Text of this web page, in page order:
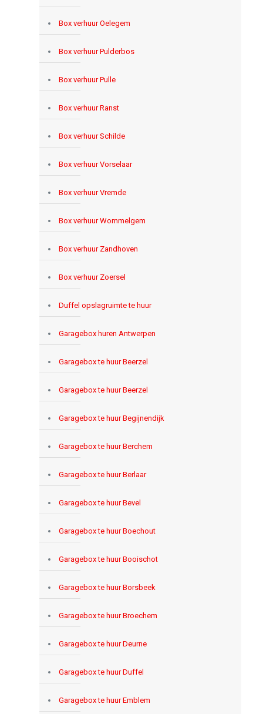
Box verhuur Oelegem
Box verhuur Pulderbos
Box verhuur Pulle
Box verhuur Ranst
Box verhuur Schilde
Box verhuur Vorselaar
Box verhuur Vremde
Box verhuur Wommelgem
Box verhuur Zandhoven
Box verhuur Zoersel
Duffel opslagruimte te huur
Garagebox huren Antwerpen
Garagebox te huur Beerzel
Garagebox te huur Beerzel
Garagebox te huur Begijnendijk
Garagebox te huur Berchem
Garagebox te huur Berlaar
Garagebox te huur Bevel
Garagebox te huur Boechout
Garagebox te huur Booischot
Garagebox te huur Borsbeek
Garagebox te huur Broechem
Garagebox te huur Deurne
Garagebox te huur Duffel
Garagebox te huur Emblem